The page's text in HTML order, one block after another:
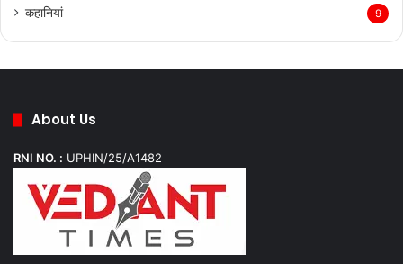
कहानियां 9
About Us
RNI NO. : UPHIN/25/A1482